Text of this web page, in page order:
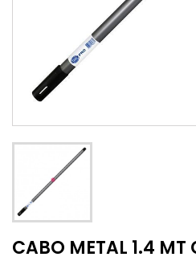
CABO METAL 1.4 MT